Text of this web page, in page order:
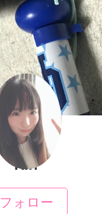
Riri
フォロー